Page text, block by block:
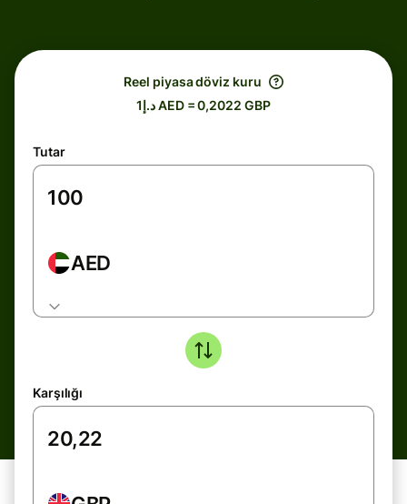
Reel piyasa döviz kuru
د.إ1 AED = 0,2022 GBP
Tutar
AED
Karşılığı